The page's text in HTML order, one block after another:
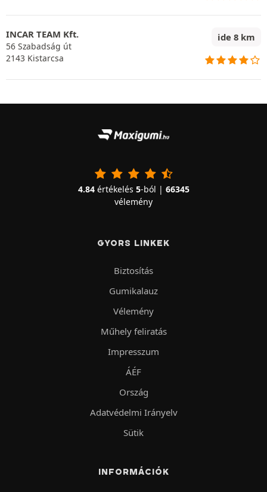
INCAR TEAM Kft.
56 Szabadság út
2143 Kistarcsa
ide 8 km
4.84értékelés 5-ból | 66345
vélemény
GYORS LINKEK
Biztosítás
Gumikalauz
Vélemény
Műhely feliratás
Impresszum
ÁÉF
Ország
Adatvédelmi Irányelv
Sütik
INFORMÁCIÓK